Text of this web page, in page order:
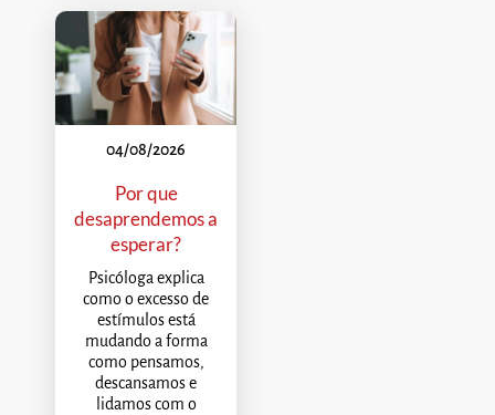
04/08/2026
Por que
desaprendemos a
esperar?
Psicóloga explica
como o excesso de
estímulos está
mudando a forma
como pensamos,
descansamos e
lidamos com o